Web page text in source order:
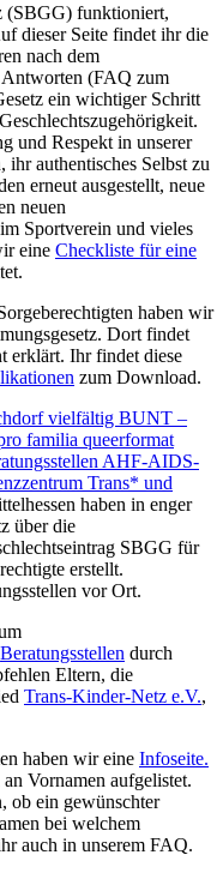
(SBGG) funktioniert,
dieser Seite findet ihr die
nach dem
Antworten (FAQ zum
ein wichtiger Schritt
und Respekt in unserer
authentisches Selbst zu
erneut ausgestellt, neue
neuen
Sportverein und vieles
eine Checkliste für eine
haben wir
Dort findet
erklärt. Ihr findet diese
zum Download.
vielfältig BUNT –
familia queerformat
AHF-AIDS-
Trans* und
haben in enger
über die
SBGG für
erstellt.
vor Ort.
Beratungsstellen durch
Eltern, die
Trans-Kinder-Netz e.V.,
haben wir eine Infoseite.
Vornamen aufgelistet.
ob ein gewünschter
bei welchem
auch in unserem FAQ.